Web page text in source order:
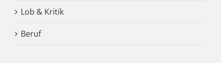
Lob & Kritik
Beruf